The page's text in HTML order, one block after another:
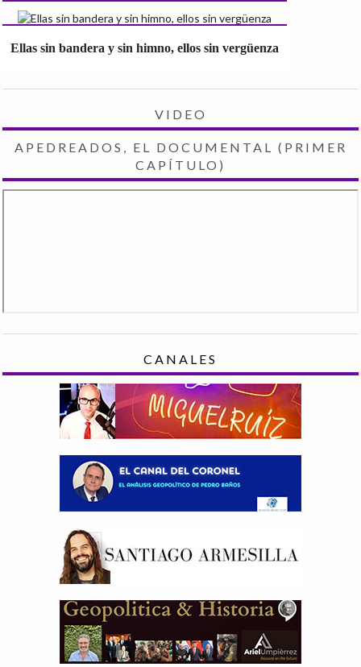
Ellas sin bandera y sin himno, ellos sin vergüenza
VIDEO
APEDREADOS, EL DOCUMENTAL (PRIMER
CAPÍTULO)
CANALES